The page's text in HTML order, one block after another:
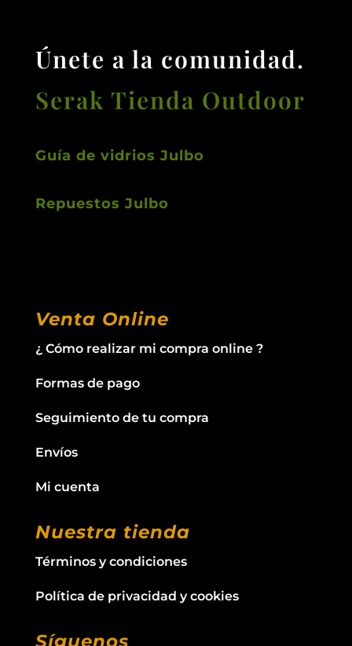
Únete a la comunidad.
Serak Tienda Outdoor
Guía de vidrios Julbo
Repuestos Julbo
Venta Online
¿ Cómo realizar mi compra online ?
Formas de pago
Seguimiento de tu compra
Envíos
Mi cuenta
Nuestra tienda
Términos y condiciones
Política de privacidad y cookies
Síguenos